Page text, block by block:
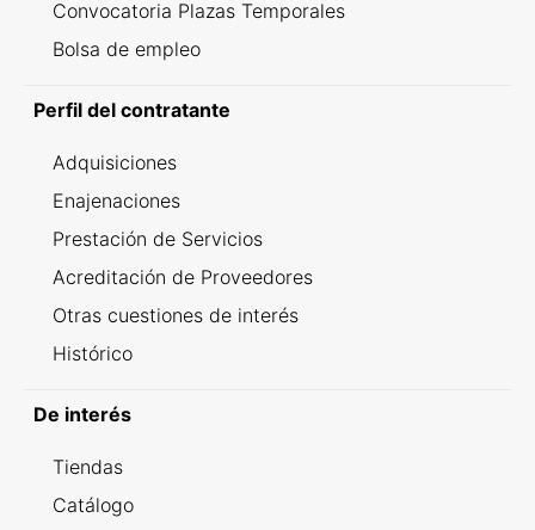
Convocatoria Plazas Temporales
Bolsa de empleo
Perfil del contratante
Adquisiciones
Enajenaciones
Prestación de Servicios
Acreditación de Proveedores
Otras cuestiones de interés
Histórico
De interés
Tiendas
Catálogo